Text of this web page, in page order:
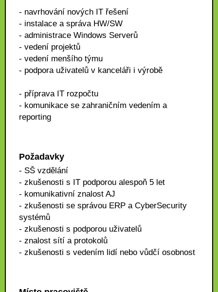
- navrhování nových IT řešení
- instalace a správa HW/SW
- administrace Windows Serverů
- vedení projektů
- vedení menšího týmu
- podpora uživatelů v kanceláři i výrobě
- příprava IT rozpočtu
- komunikace se zahraničním vedením a
reporting
Požadavky
- SŠ vzdělání
- zkušenosti s IT podporou alespoň 5 let
- komunikativní znalost AJ
- zkušenosti se správou ERP a CyberSecurity
systémů
- zkušenosti s podporou uživatelů
- znalost sítí a protokolů
- zkušenosti s vedením lidí nebo vůdčí osobnost